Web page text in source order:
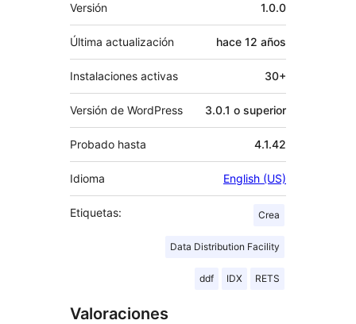
Versión 1.0.0
Última actualización hace 12 años
Instalaciones activas 30+
Versión de WordPress 3.0.1 o superior
Probado hasta 4.1.42
Idioma English (US)
Etiquetas: Crea
Data Distribution Facility
ddf IDX RETS
Valoraciones